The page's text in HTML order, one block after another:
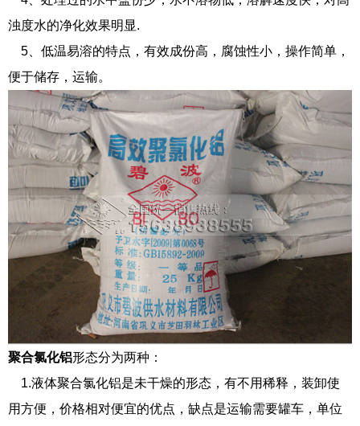
浊度水的净化效果明显.
5、低温易溶的特点，有效成份高，腐蚀性小，操作简单，
便于储存，运输。
聚合氯化铝形态分为两种：
1.液体聚合氯化铝是未干燥的形态，有不用稀释，装卸使
用方便，价格相对便宜的优点，缺点是运输需要罐车，单位